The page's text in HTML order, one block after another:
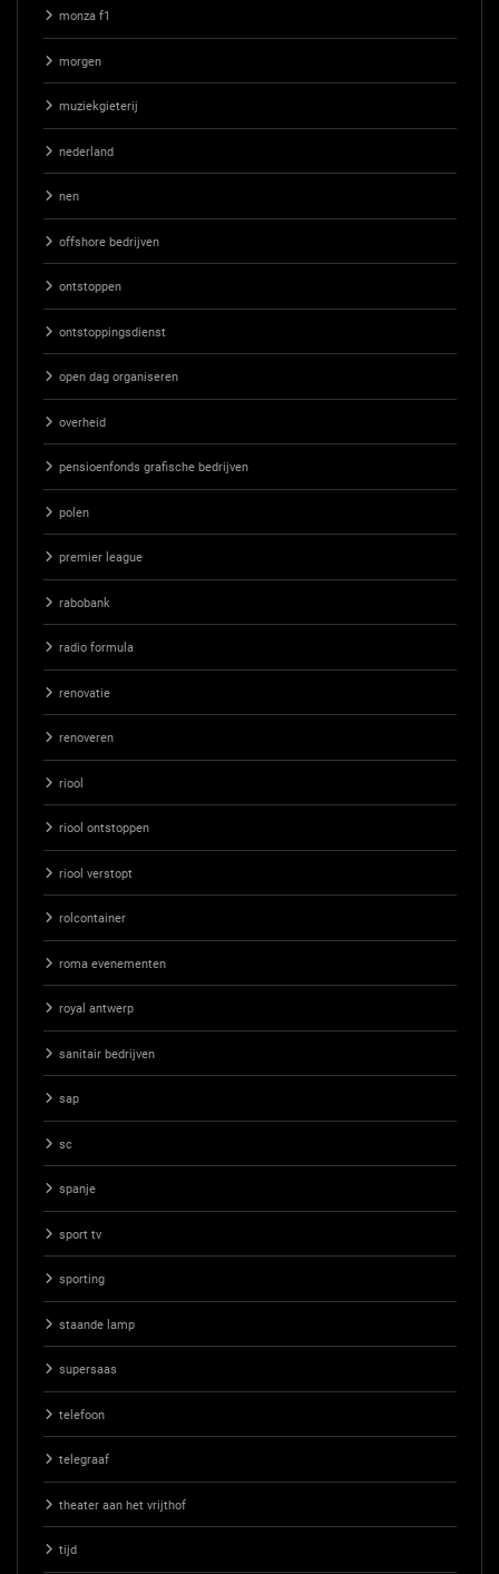
monza f1
morgen
muziekgieterij
nederland
nen
offshore bedrijven
ontstoppen
ontstoppingsdienst
open dag organiseren
overheid
pensioenfonds grafische bedrijven
polen
premier league
rabobank
radio formula
renovatie
renoveren
riool
riool ontstoppen
riool verstopt
rolcontainer
roma evenementen
royal antwerp
sanitair bedrijven
sap
sc
spanje
sport tv
sporting
staande lamp
supersaas
telefoon
telegraaf
theater aan het vrijthof
tijd